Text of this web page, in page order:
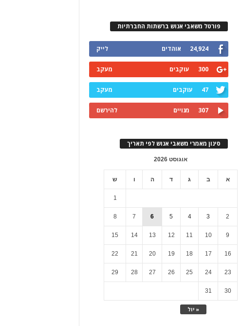
פורטל משאבי אנוש ברשתות החברתיות
24,924 אוהדים לייק
300 עוקבים מעקב
47 עוקבים מעקב
307 מנויים להירשם
סינון מאמרי משאבי אנוש לפי תאריך
אוגוסט 2026
א ב ג ד ה ו ש
« יול
1
2
3
4
5
6
7
8
9
10
11
12
13
14
15
16
17
18
19
20
21
22
23
24
25
26
27
28
29
30
31